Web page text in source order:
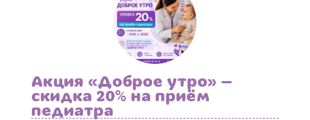
Акция «Доброе утро» —
скидка 20% на приём
педиатра